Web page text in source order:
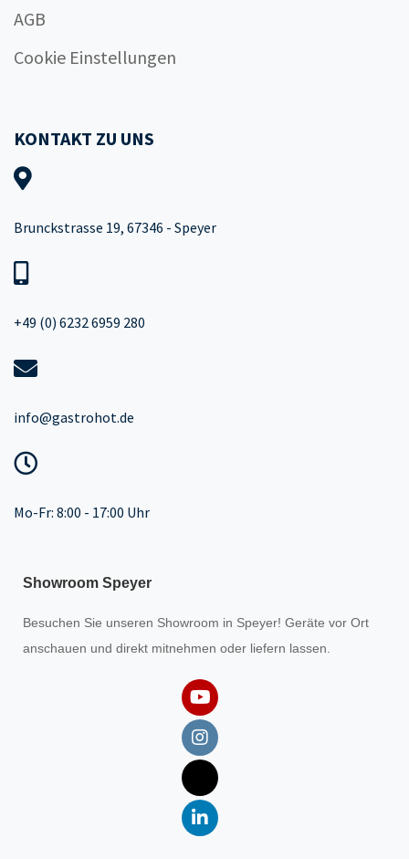
AGB
Cookie Einstellungen
KONTAKT ZU UNS
Brunckstrasse 19, 67346 - Speyer
+49 (0) 6232 6959 280
info@gastrohot.de
Mo-Fr: 8:00 - 17:00 Uhr
Showroom Speyer
Besuchen Sie unseren Showroom in Speyer! Geräte vor Ort
anschauen und direkt mitnehmen oder liefern lassen.